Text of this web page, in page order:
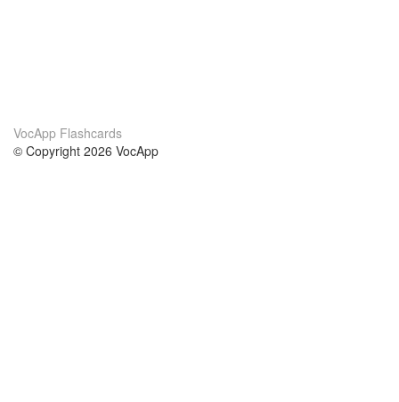
VocApp Flashcards
© Copyright 2026 VocApp